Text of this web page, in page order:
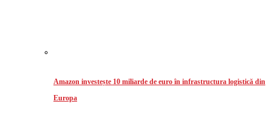
Amazon investește 10 miliarde de euro în infrastructura logistică din
Europa